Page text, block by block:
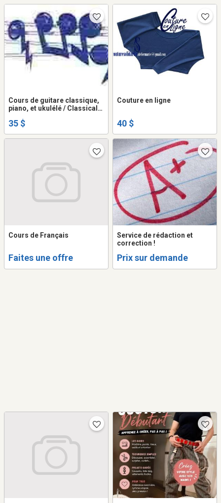
Cours de guitare classique,
piano, et ukulélé / Classical
Lessons
35 $
Couture en ligne
40 $
Cours de Français
Faites une offre
Service de rédaction et
correction !
Prix sur demande